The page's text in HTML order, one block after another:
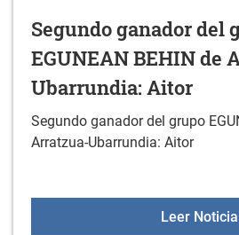
Segundo ganador del
EGUNEAN BEHIN de
Ubarrundia: Aitor
Segundo ganador del grupo
Arratzua-Ubarrundia: Aitor
Leer Noticia